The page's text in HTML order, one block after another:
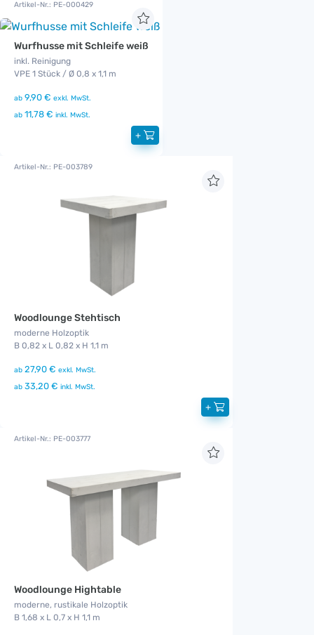
Artikel-Nr.: PE-000429
Wurfhusse mit Schleife weiß
inkl. Reinigung
VPE 1 Stück / Ø 0,8 x 1,1 m
ab 9,90 € exkl. MwSt.
ab 11,78 € inkl. MwSt.
+
Artikel-Nr.: PE-003789
Woodlounge Stehtisch
moderne Holzoptik
B 0,82 x L 0,82 x H 1,1 m
ab 27,90 € exkl. MwSt.
ab 33,20 € inkl. MwSt.
+
Artikel-Nr.: PE-003777
Woodlounge Hightable
moderne, rustikale Holzoptik
B 1,68 x L 0,7 x H 1,1 m